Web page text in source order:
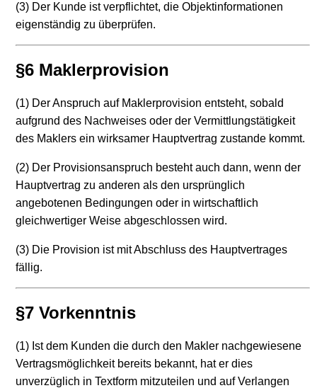
(3) Der Kunde ist verpflichtet, die Objektinformationen
eigenständig zu überprüfen.
§6 Maklerprovision
(1) Der Anspruch auf Maklerprovision entsteht, sobald
aufgrund des Nachweises oder der Vermittlungstätigkeit
des Maklers ein wirksamer Hauptvertrag zustande kommt.
(2) Der Provisionsanspruch besteht auch dann, wenn der
Hauptvertrag zu anderen als den ursprünglich
angebotenen Bedingungen oder in wirtschaftlich
gleichwertiger Weise abgeschlossen wird.
(3) Die Provision ist mit Abschluss des Hauptvertrages
fällig.
§7 Vorkenntnis
(1) Ist dem Kunden die durch den Makler nachgewiesene
Vertragsmöglichkeit bereits bekannt, hat er dies
unverzüglich in Textform mitzuteilen und auf Verlangen